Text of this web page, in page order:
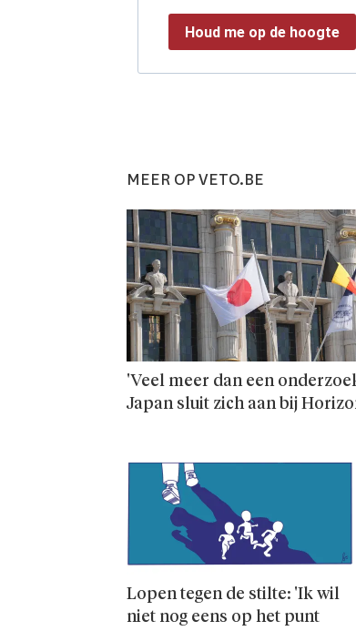
Houd me op de hoogte
MEER OP VETO.BE
'Veel meer dan een
Japan sluit zich aan bij
Lopen tegen de stilte: 'Ik wil
niet nog eens op het punt